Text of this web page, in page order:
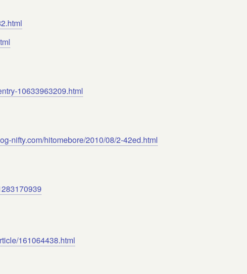
10633963209.html
nifty.com/hitomebore/2010/08/2-42ed.html
161064438.html